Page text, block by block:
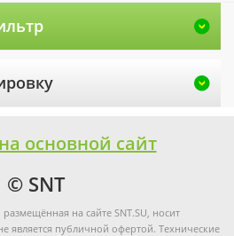
основной сайт
© SNT
на сайте SNT.SU, носит
является публичной офертой. Технические